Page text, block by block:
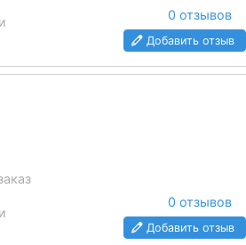
0 отзывов
Добавить отзыв
0 отзывов
Добавить отзыв